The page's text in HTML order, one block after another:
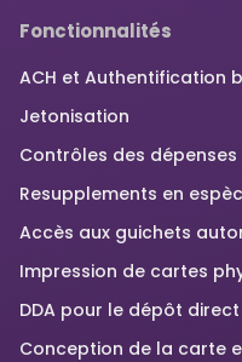
Fonctionnalités
ACH et Authentification
Jetonisation
Contrôles des dépenses
Resupplements en
Accès aux guichets
Impression de cartes
DDA pour le dépôt
Conception de la carte